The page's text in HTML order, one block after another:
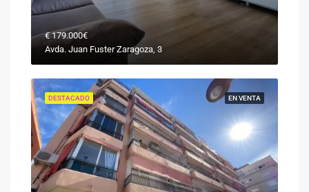
€179.000€
Avda. Juan Fuster Zaragoza, 3
EN VENTA
DESTACADO